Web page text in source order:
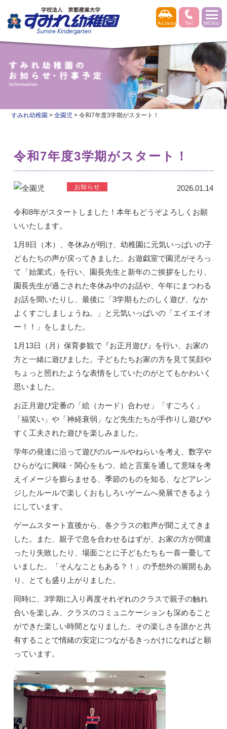
すみれ幼稚園 >全園児 >令和7年度3学期がスタート！
令和7年度3学期がスタート！
2026.01.14
令和8年がスタートしました！本年もどうぞよろしくお願
いいたします。
1月8日（木）、冬休みが明け、幼稚園に元気いっぱいの子
どもたちの声が戻ってきました。お遊戯室で園児がそろっ
て「始業式」を行い、園長先生と新年のご挨拶をしたり、
園長先生が過ごされた冬休み中のお話や、午年にまつわる
お話を聞いたりし、最後に「3学期もたのしく遊び、なか
よくすごしましょうね。」と元気いっぱいの「エイエイオ
ー！！」をしました。
1月13日（月）保育参観で『お正月遊び』を行い、お家の
方と一緒に遊びました。子どもたちお家の方を見て笑顔や
ちょっと照れたような表情をしていたのがとてもかわいく
思いました。
お正月遊び定番の「絵（カード）合わせ」「すごろく」
「福笑い」や「神経衰弱」など先生たちが手作りし遊びや
すく工夫された遊びを楽しみました。
学年の発達に沿って遊びのルールやねらいを考え、数字や
ひらがなに興味・関心をもつ、絵と言葉を通して意味を考
えイメージを膨らませる、季節のものを知る、などアレン
ジしたルールで楽しくおもしろいゲームへ発展できるよう
にしています。
ゲームスタート直後から、各クラスの歓声が聞こえてきま
した。また、親子で息を合わせるはずが、お家の方が間違
ったり失敗したり、場面ごとに子どもたちも一喜一憂して
いました。「そんなこともある？！」の予想外の展開もあ
り、とても盛り上がりました。
同時に、3学期に入り再度それぞれのクラスで親子の触れ
合いを楽しみ、クラスのコミュニケーションも深めること
ができた楽しい時間となりました。その楽しさを誰かと共
有することで情緒の安定につながるきっかけになればと願
っています。